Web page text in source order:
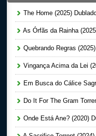
The Home (2025)
As Órfãs da Rainha
Quebrando Regras
Vingança Acima da Lei
Em Busca do Cálice
Do It For The Gram
Onde Está Ane? (2020)